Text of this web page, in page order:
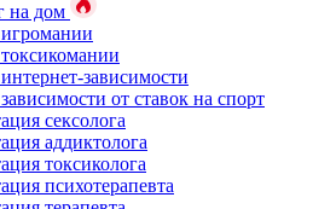
на дом
зависимости
от ставок на спорт
сексолога
аддиктолога
токсиколога
психотерапевта